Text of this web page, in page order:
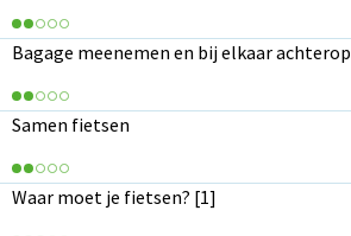
Bagage meenemen en bij elkaar achterop
Samen fietsen
Waar moet je fietsen? [1]